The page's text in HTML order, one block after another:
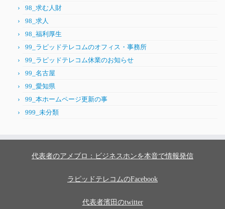
98_求む人財
98_求人
98_福利厚生
99_ラピッドテレコムのオフィス・事務所
99_ラピッドテレコム休業のお知らせ
99_名古屋
99_愛知県
99_本ホームページ更新の事
999_未分類
代表者のアメブロ：ビジネスホンを本音で情報発信
ラピッドテレコムのFacebook
代表者濱田のtwitter